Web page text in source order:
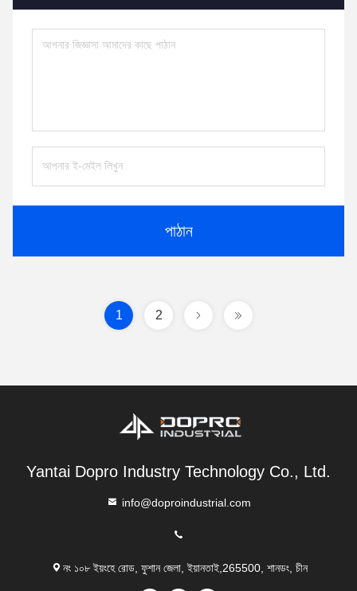
পাঠান
1 2
Yantai Dopro Industry Technology Co., Ltd.
info@doproindustrial.com
নং ১০৮ ইয়ংহে রোড, ফুশান জেলা, ইয়ানতাই,265500, শানডং, চীন